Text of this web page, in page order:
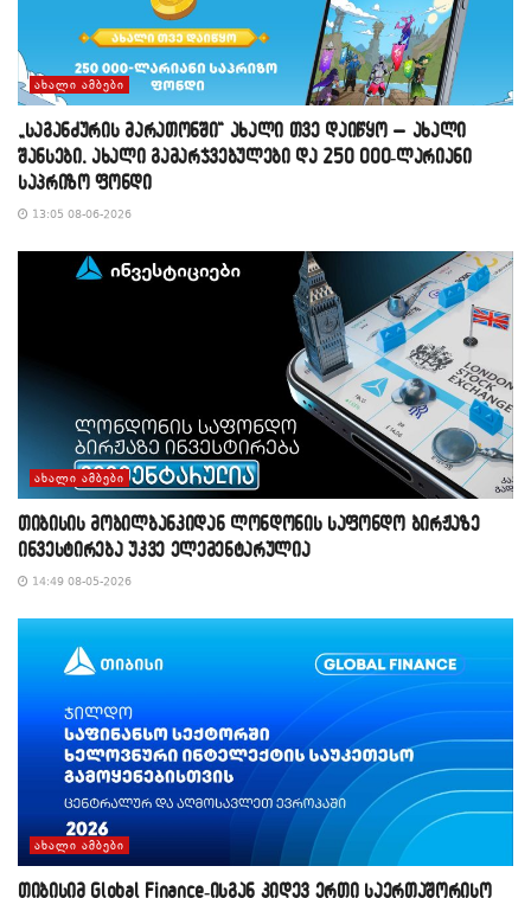
ᲐᲮᲐᲚᲘ ᲐᲛᲑᲔᲑᲘ
„საგანძურის მარათონში“ ახალი თვე დაიწყო – ახალი
შანსები, ახალი გამარჯვებულები და 250 000-ლარიანი
საპრიზო ფონდი
13:05 08-06-2026
ᲐᲮᲐᲚᲘ ᲐᲛᲑᲔᲑᲘ
თიბისის მობილბანკიდან ლონდონის საფონდო ბირჟაზე
ინვესტირება უკვე ელემენტარულია
14:49 08-05-2026
ᲐᲮᲐᲚᲘ ᲐᲛᲑᲔᲑᲘ
თიბისიმ Global Finance-ისგან კიდევ ერთი საერთაშორისო